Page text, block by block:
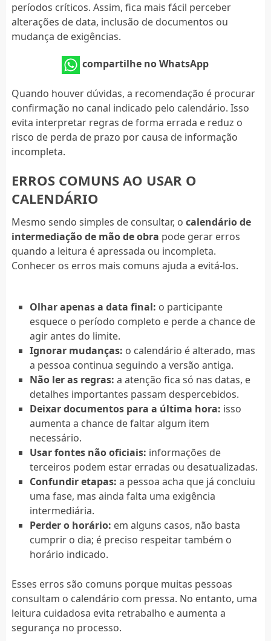
períodos críticos. Assim, fica mais fácil perceber
alterações de data, inclusão de documentos ou
mudança de exigências.
compartilhe no WhatsApp
Quando houver dúvidas, a recomendação é procurar
confirmação no canal indicado pelo calendário. Isso
evita interpretar regras de forma errada e reduz o
risco de perda de prazo por causa de informação
incompleta.
ERROS COMUNS AO USAR O
CALENDÁRIO
Mesmo sendo simples de consultar, o calendário de
intermediação de mão de obra pode gerar erros
quando a leitura é apressada ou incompleta.
Conhecer os erros mais comuns ajuda a evitá-los.
Olhar apenas a data final: o participante
esquece o período completo e perde a chance de
agir antes do limite.
Ignorar mudanças: o calendário é alterado, mas
a pessoa continua seguindo a versão antiga.
Não ler as regras: a atenção fica só nas datas, e
detalhes importantes passam despercebidos.
Deixar documentos para a última hora: isso
aumenta a chance de faltar algum item
necessário.
Usar fontes não oficiais: informações de
terceiros podem estar erradas ou desatualizadas.
Confundir etapas: a pessoa acha que já concluiu
uma fase, mas ainda falta uma exigência
intermediária.
Perder o horário: em alguns casos, não basta
cumprir o dia; é preciso respeitar também o
horário indicado.
Esses erros são comuns porque muitas pessoas
consultam o calendário com pressa. No entanto, uma
leitura cuidadosa evita retrabalho e aumenta a
segurança no processo.